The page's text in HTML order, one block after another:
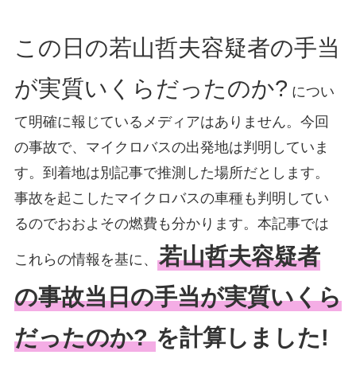
この日の若山哲夫容疑者の手当
が実質いくらだったのか? につい
て明確に報じているメディアはありません。今回
の事故で、マイクロバスの出発地は判明していま
す。到着地は別記事で推測した場所だとします。
事故を起こしたマイクロバスの車種も判明してい
るのでおおよその燃費も分かります。本記事では
これらの情報を基に、 若山哲夫容疑者
の事故当日の手当が実質いくら
だったのか?を計算しました!